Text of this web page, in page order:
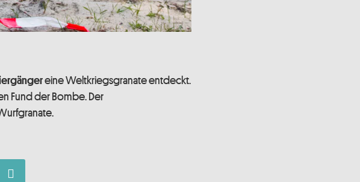
eine Weltkriegsgranate entdeckt.
Fund der Bombe. Der